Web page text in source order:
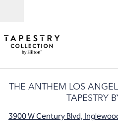
THE ANTHEM LOS
TAPESTRY
3900 W Century Blvd,